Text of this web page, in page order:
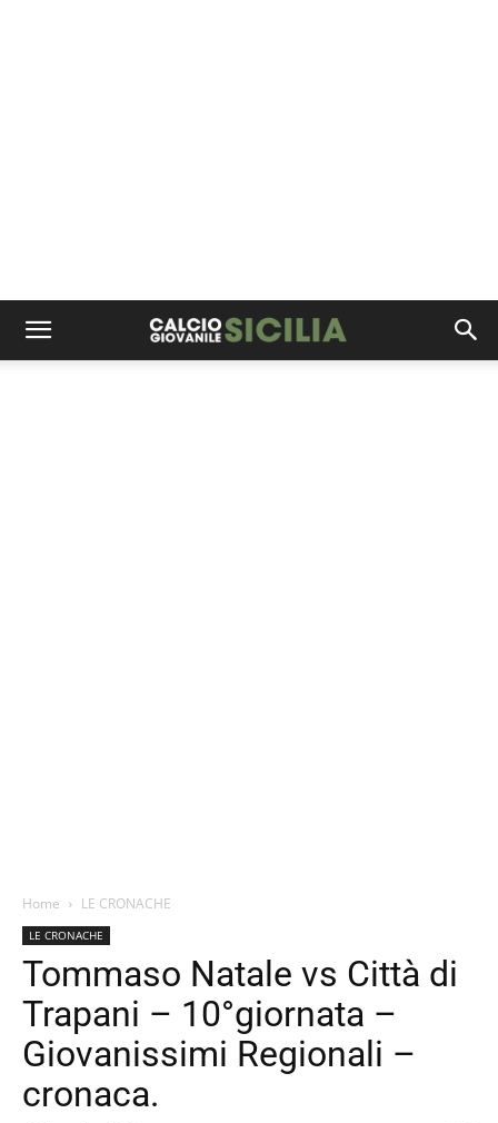
Home LE CRONACHE
LE CRONACHE
Tommaso Natale vs Città di
Trapani – 10°giornata –
Giovanissimi Regionali –
cronaca.